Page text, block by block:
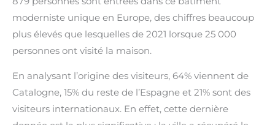
moderniste unique en Europe, des chiffres beaucoup
plus élevés que lesquelles de 2021 lorsque 25 000
personnes ont visité la maison.
En analysant l’origine des visiteurs, 64% viennent de
Catalogne, 15% du reste de l’Espagne et 21% sont des
visiteurs internationaux. En effet, cette dernière